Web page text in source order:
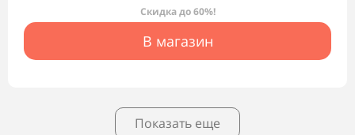
Скидка до 60%!
В магазин
Показать еще